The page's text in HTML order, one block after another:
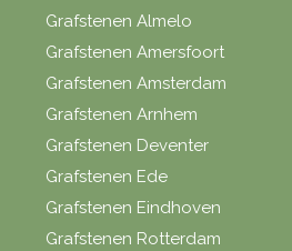
Grafstenen Almelo
Grafstenen Amersfoort
Grafstenen Amsterdam
Grafstenen Arnhem
Grafstenen Deventer
Grafstenen Ede
Grafstenen Eindhoven
Grafstenen Rotterdam